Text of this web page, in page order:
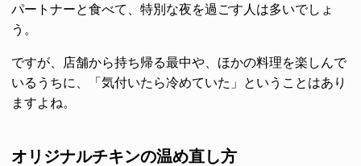
パートナーと食べて、特別な夜を過ごす人は多いでしょ
う。
ですが、店舗から持ち帰る最中や、ほかの料理を楽しんで
いるうちに、「気付いたら冷めていた」ということはあり
ますよね。
オリジナルチキンの温め直し方